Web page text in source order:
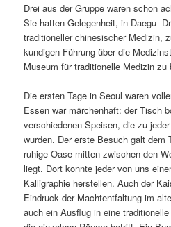
Drei aus der Gruppe waren schon
Sie hatten Gelegenheit, in Daegu
traditioneller chinesischer Medizin,
kundigen Führung über die
Museum für traditionelle Medizin zu
Die ersten Tage in Seoul waren
Essen war märchenhaft: der Tisch
verschiedenen Speisen, die zu
wurden. Der erste Besuch galt dem
ruhige Oase mitten zwischen den
liegt. Dort konnte jeder von uns
Kalligraphie herstellen. Auch der
Eindruck der Machtentfaltung im
auch ein Ausflug in eine